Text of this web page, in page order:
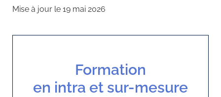
Mise à jour le 19 mai 2026
Formation
en intra et sur-mesure